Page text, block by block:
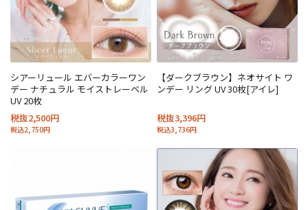
シアーリュール エバーカラーワン
デー ナチュラル モイストレーベル
UV 20枚
税抜2,500円
税込2,750円
【ダークブラウン】ネオサイト ワ
ンデー リング UV 30枚[アイレ]
税抜3,396円
税込3,736円